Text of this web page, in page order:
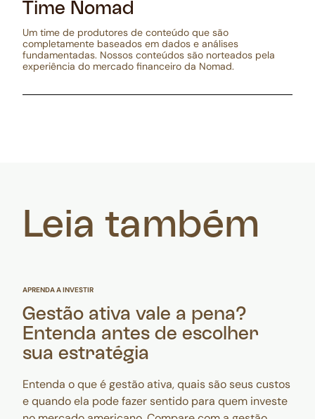
Time Nomad
Um time de produtores de conteúdo que são
completamente baseados em dados e análises
fundamentadas. Nossos conteúdos são norteados pela
experiência do mercado financeiro da Nomad.
Leia também
APRENDA A INVESTIR
Gestão ativa vale a pena?
Entenda antes de escolher
sua estratégia
Entenda o que é gestão ativa, quais são seus custos
e quando ela pode fazer sentido para quem investe